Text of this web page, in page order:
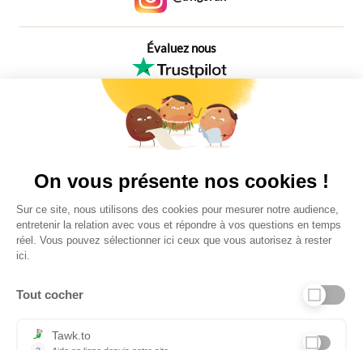
Évaluez nous
Plus de 650 Avis
Vu à la télé
On vous présente nos cookies !
Sur ce site, nous utilisons des cookies pour mesurer notre audience,
entretenir la relation avec vous et répondre à vos questions en temps
réel. Vous pouvez sélectionner ici ceux que vous autorisez à rester
ici.
Tout cocher
Tawk.to